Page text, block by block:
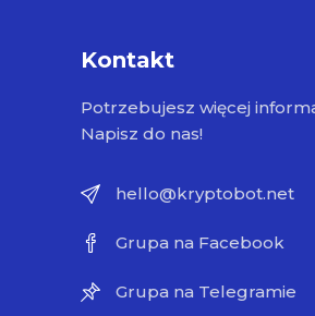
Kontakt
Potrzebujesz więcej
Napisz do nas!
hello@kryptobot.net
Grupa na Facebook
Grupa na Telegramie